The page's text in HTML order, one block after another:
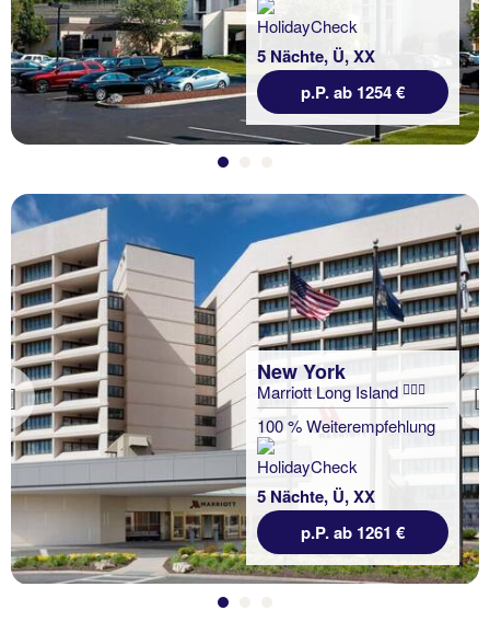
5 Nächte, Ü, XX
p.P. ab 1254 €
Previous
New York
Marriott Long Island
100 % Weiterempfehlung
5 Nächte, Ü, XX
p.P. ab 1261 €